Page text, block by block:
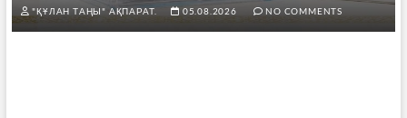
"ҚҰЛАН ТАҢЫ" АҚПАРАТ. 05.08.2026 NO COMMENTS